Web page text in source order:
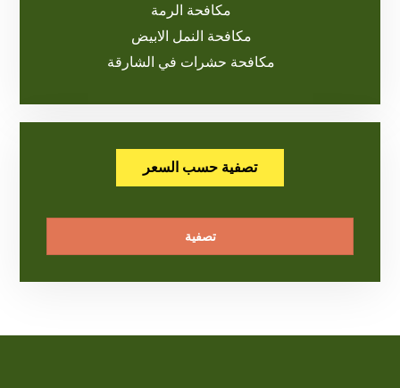
مكافحة الرمة
مكافحة النمل الابيض
مكافحة حشرات في الشارقة
تصفية حسب السعر
تصفية